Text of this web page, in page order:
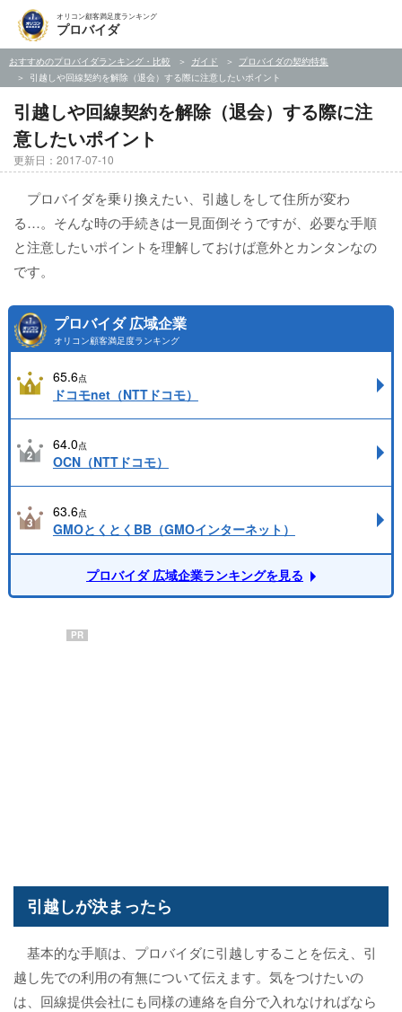
オリコン顧客満足度ランキング
プロバイダ
おすすめのプロバイダランキング・比較 ガイド
プロバイダの契約特集
引越しや回線契約を解除（退会）する際に注意したいポイント
引越しや回線契約を解除（退会）する際に注
意したいポイント
更新日：2017-07-10
プロバイダを乗り換えたい、引越しをして住所が変わ
る…。そんな時の手続きは一見面倒そうですが、必要な手順
と注意したいポイントを理解しておけば意外とカンタンなの
です。
プロバイダ 広域企業
オリコン顧客満足度ランキング
65.6点
ドコモnet（NTTドコモ）
64.0点
OCN（NTTドコモ）
63.6点
GMOとくとくBB（GMOインターネット）
プロバイダ 広域企業ランキングを見る
PR
引越しが決まったら
基本的な手順は、プロバイダに引越しすることを伝え、引
越し先での利用の有無について伝えます。気をつけたいの
は、回線提供会社にも同様の連絡を自分で入れなければなら